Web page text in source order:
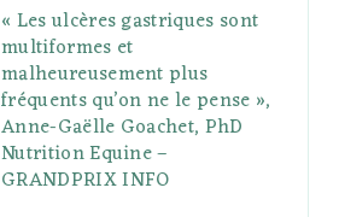
« Les ulcères gastriques sont
multiformes et
malheureusement plus
fréquents qu’on ne le pense »,
Anne-Gaëlle Goachet, PhD
Nutrition Equine –
GRANDPRIX INFO